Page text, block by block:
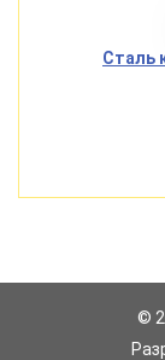
Сталь
©